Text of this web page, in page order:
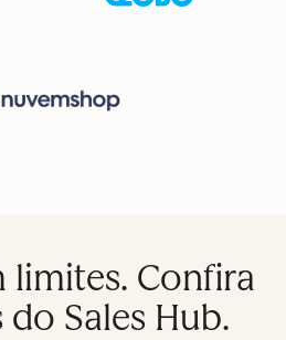
limites. Confira
Sales Hub.